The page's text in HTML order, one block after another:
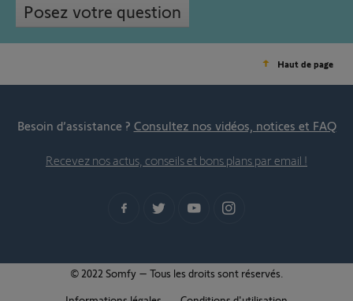
Posez votre question
Haut de page
Besoin d’assistance ? Consultez nos vidéos, notices et FAQ
Recevez nos actus, conseils et bons plans par email !
© 2022 Somfy – Tous les droits sont réservés.